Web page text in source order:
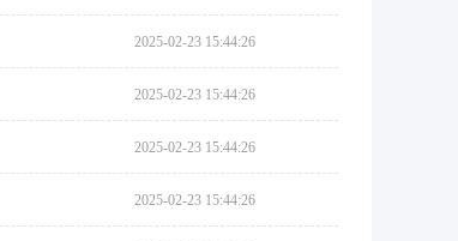
2025-02-23 15:44:26
2025-02-23 15:44:26
2025-02-23 15:44:26
2025-02-23 15:44:26